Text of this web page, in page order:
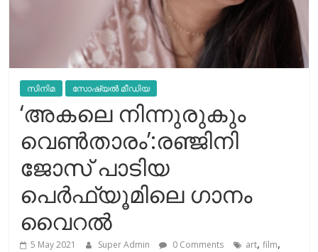
സിനിമ സോഷ്യല്‍ മീഡിയ
‘അകലെ നിന്നുരുകും
വെണ്‍താരം’:രഞ്ജിനി
ജോസ് പാടിയ
പെര്‍ഫ്യൂമിലെ ഗാനം
വൈറൽ
5 May 2021 Super Admin 0 Comments art,film,